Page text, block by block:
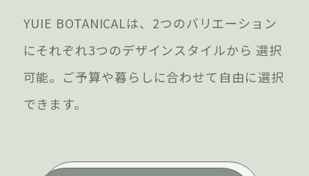
YUIE BOTANICALは、2つのバリエーション
にそれぞれ3つのデザインスタイルから 選択
可能。ご予算や暮らしに合わせて自由に選択
できます。